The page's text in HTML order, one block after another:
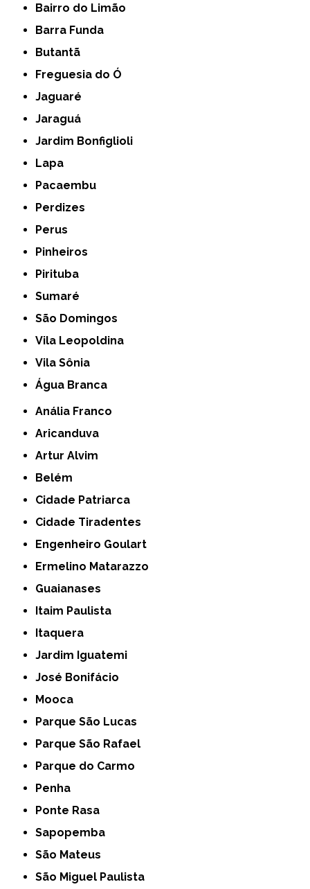
Bairro do Limão
Barra Funda
Butantã
Freguesia do Ó
Jaguaré
Jaraguá
Jardim Bonfiglioli
Lapa
Pacaembu
Perdizes
Perus
Pinheiros
Pirituba
Sumaré
São Domingos
Vila Leopoldina
Vila Sônia
Água Branca
Anália Franco
Aricanduva
Artur Alvim
Belém
Cidade Patriarca
Cidade Tiradentes
Engenheiro Goulart
Ermelino Matarazzo
Guaianases
Itaim Paulista
Itaquera
Jardim Iguatemi
José Bonifácio
Mooca
Parque São Lucas
Parque São Rafael
Parque do Carmo
Penha
Ponte Rasa
Sapopemba
São Mateus
São Miguel Paulista